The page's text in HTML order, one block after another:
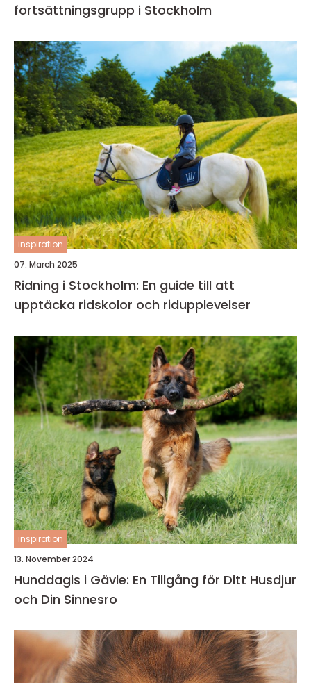
fortsättningsgrupp i Stockholm
inspiration
07. March 2025
Ridning i Stockholm: En guide till att
upptäcka ridskolor och ridupplevelser
inspiration
13. November 2024
Hunddagis i Gävle: En Tillgång för Ditt Husdjur
och Din Sinnesro